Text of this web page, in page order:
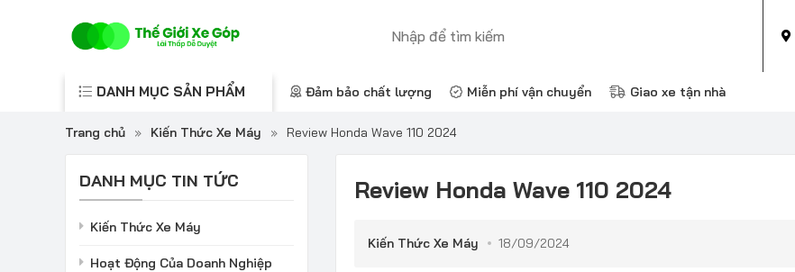
DANH MỤC SẢN PHẨM Đảm bảo chất lượng Miễn phí vận chuyển Giao xe tận nhà
Trang chủ » Kiến Thức Xe Máy » Review Honda Wave 110 2024
Review Honda Wave 110 2024
Kiến Thức Xe Máy 18/09/2024
DANH MỤC TIN TỨC
Kiến Thức Xe Máy
Hoạt Động Của Doanh Nghiệp